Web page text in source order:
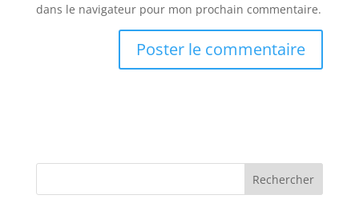
dans le navigateur pour mon prochain commentaire.
Rechercher